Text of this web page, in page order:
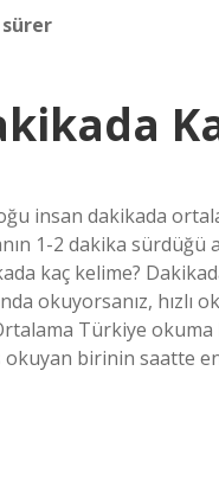
insan dakikada
1-2 dakika sürdüğü
kaç kelime?
okuyorsanız, hızlı
Türkiye okuma
birinin saatte